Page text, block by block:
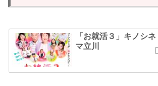
「お就活３」キノシネ
マ立川